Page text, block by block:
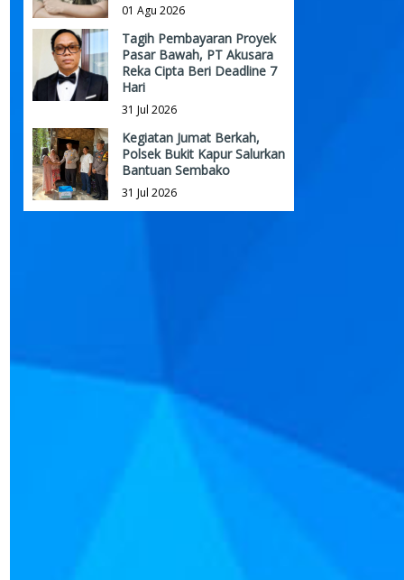
01 Agu 2026
Tagih Pembayaran Proyek
Pasar Bawah, PT Akusara
Reka Cipta Beri Deadline 7
Hari
31 Jul 2026
Kegiatan Jumat Berkah,
Polsek Bukit Kapur Salurkan
Bantuan Sembako
31 Jul 2026